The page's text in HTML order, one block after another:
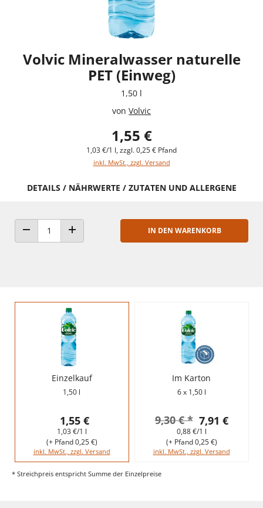
Volvic Mineralwasser naturelle
PET (Einweg)
1,50 l
von Volvic
1,55 €
1,03 €/1 l, zzgl. 0,25 € Pfand
inkl. MwSt., zzgl. Versand
DETAILS / NÄHRWERTE / ZUTATEN UND ALLERGENE
ANZAHL VERRINGERNANZAHL ERHÖHEN
IN DEN WARENKORB
Einzelkauf
1,50 l
1,55 €
1,03 €/1 l
inkl. MwSt., zzgl. Versand
(+ Pfand 0,25 €)
Im Karton
6 x 1,50 l
7,91 €
9,30 € *
0,88 €/1 l
inkl. MwSt., zzgl. Versand
(+ Pfand 0,25 €)
* Streichpreis entspricht Summe der Einzelpreise